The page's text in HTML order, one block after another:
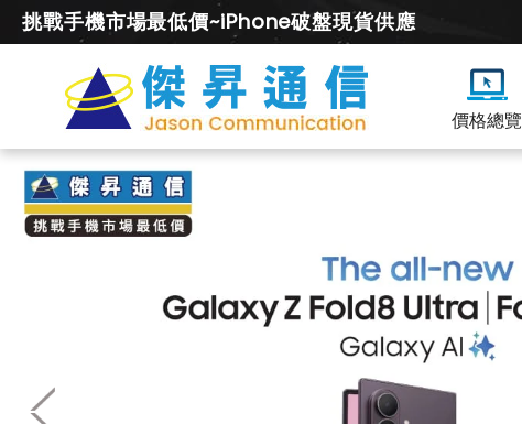
挑戰手機市場最低價~iPhone破盤現貨供應
價格總覽